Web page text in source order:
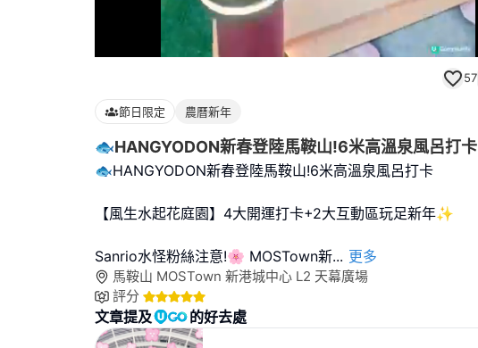
Loaded
100.00%
57
節日限定 農曆新年
🐟HANGYODON新春登陸馬鞍山!6米高溫泉風呂打卡
🐟HANGYODON新春登陸馬鞍山!6米高溫泉風呂打卡
【風生水起花庭園】4大開運打卡+2大互動區玩足新年✨
Sanrio水怪粉絲注意!🌸 MOSTown新... 更多
馬鞍山 MOSTown 新港城中心 L2 天幕廣場
評分
文章提及 的好去處